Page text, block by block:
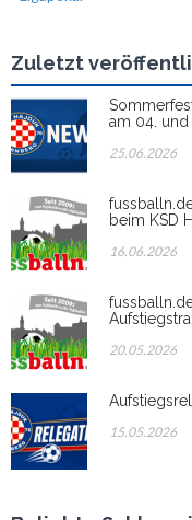
Zuletzt
am 04. und
25.06.2026
beim KSD
16.06.2026
20.05.2026
15.05.2026